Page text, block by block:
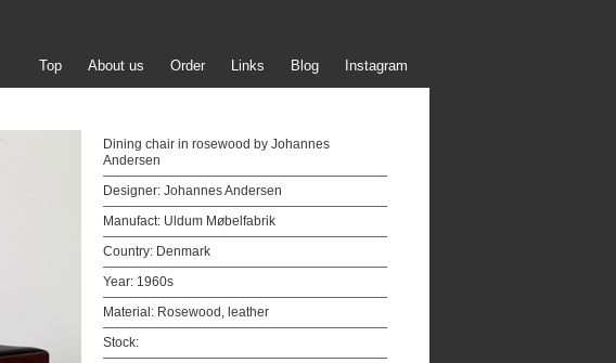
Top About us Order Links Blog Instagram
Dining chair in rosewood by Johannes
Andersen
Designer: Johannes Andersen
Manufact: Uldum Møbelfabrik
Country: Denmark
Year: 1960s
Material: Rosewood, leather
Stock: